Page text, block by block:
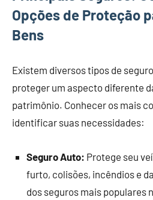
Opções de Proteção
Bens
Existem diversos tipos de
proteger um aspecto diferente
patrimônio. Conhecer os mais
identificar suas necessidades:
Seguro Auto: Protege seu
furto, colisões, incêndios e
dos seguros mais populares